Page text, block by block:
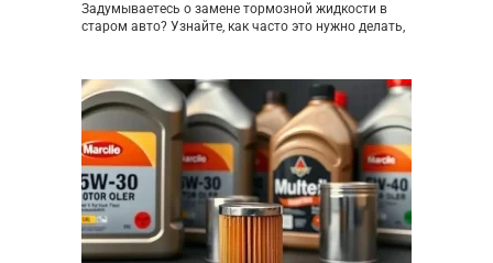
Задумываетесь о замене тормозной жидкости в
старом авто? Узнайте, как часто это нужно делать,